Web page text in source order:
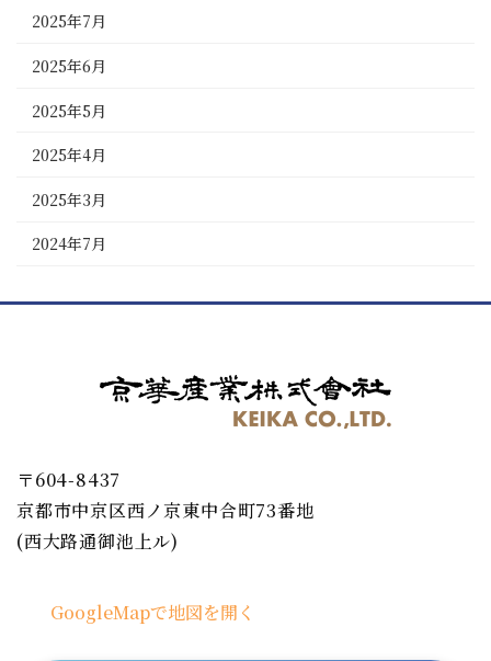
2025年7月
2025年6月
2025年5月
2025年4月
2025年3月
2024年7月
〒604-8437
京都市中京区西ノ京東中合町73番地
(西大路通御池上ル)
GoogleMapで地図を開く